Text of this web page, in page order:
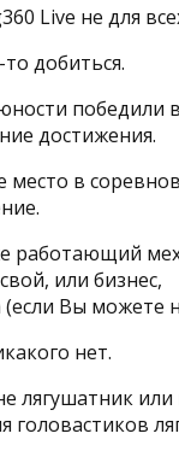
Live не для
добиться.
победили
достижения.
место в
работающий
или бизнес,
Вы можете
нет.
лягушатник
головастиков